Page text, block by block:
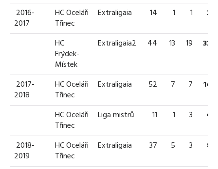
2016-
2017
HC Oceláři
Třinec
Extraligaia 14 1 1 2
HC
Frýdek-
Místek
Extraligaia2 44 13 19 32
2017-
2018
HC Oceláři
Třinec
Extraligaia 52 7 7 14
HC Oceláři
Třinec
Liga mistrů 11 1 3 4
2018-
2019
HC Oceláři
Třinec
Extraligaia 37 5 3 8